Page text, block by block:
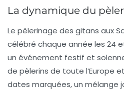
La dynamique du
Le pèlerinage des gitans aux
célébré chaque année les 24
un événement festif et
de pèlerins de toute l’Europe
dates marquées, un mélange